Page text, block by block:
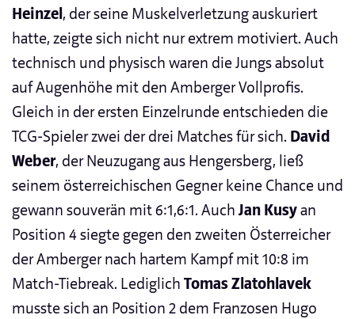
Heinzel, der seine Muskelverletzung auskuriert
hatte, zeigte sich nicht nur extrem motiviert. Auch
technisch und physisch waren die Jungs absolut
auf Augenhöhe mit den Amberger Vollprofis.
Gleich in der ersten Einzelrunde entschieden die
TCG-Spieler zwei der drei Matches für sich. David
Weber, der Neuzugang aus Hengersberg, ließ
seinem österreichischen Gegner keine Chance und
gewann souverän mit 6:1,6:1. Auch Jan Kusyan
Position 4 siegte gegen den zweiten Österreicher
der Amberger nach hartem Kampf mit 10:8 im
Match-Tiebreak. Lediglich Tomas Zlatohlavek
musste sich an Position 2 dem Franzosen Hugo